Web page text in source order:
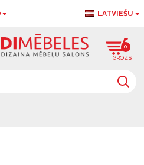
LATVIEŠU
0